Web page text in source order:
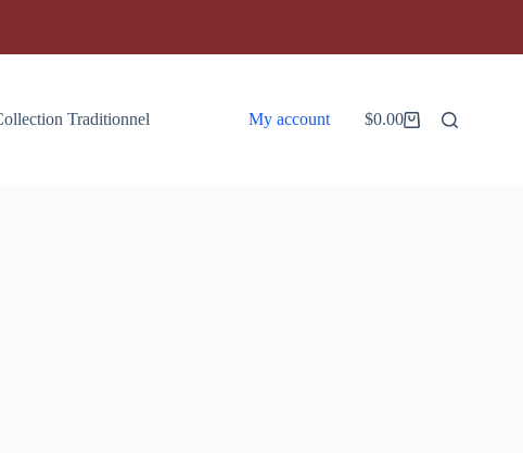
Traditionnel My account
Panier
$0.00